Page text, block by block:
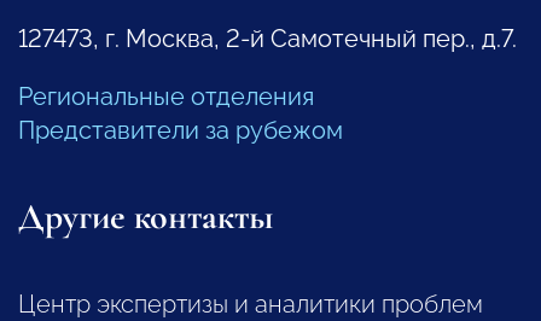
127473, г. Москва, 2-й Самотечный пер., д.7.
Региональные отделения
Представители за рубежом
Другие контакты
Центр экспертизы и аналитики проблем